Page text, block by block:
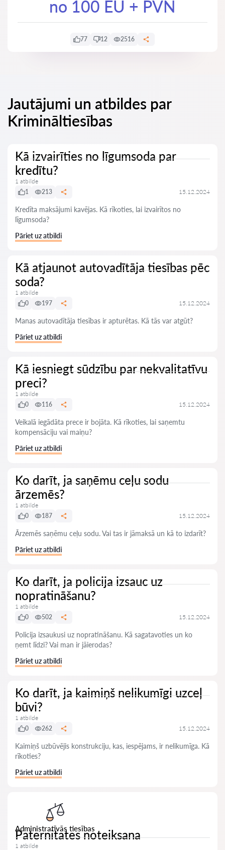
no 100 EU + PVN
77 12 2516
Jautājumi un atbildes par
Krimināltiesības
Kā izvairīties no līgumsoda par
kredītu?
1 atbilde
1
213 15.12.2024
Kredīta maksājumi kavējas. Kā rīkoties, lai izvairītos no
līgumsoda?
Pāriet uz atbildi
Kā atjaunot autovadītāja tiesības pēc
soda?
1 atbilde
0
197 15.12.2024
Manas autovadītāja tiesības ir apturētas. Kā tās var atgūt?
Pāriet uz atbildi
Kā iesniegt sūdzību par nekvalitatīvu
preci?
1 atbilde
0
116 15.12.2024
Veikalā iegādāta prece ir bojāta. Kā rīkoties, lai saņemtu
kompensāciju vai maiņu?
Pāriet uz atbildi
Ko darīt, ja saņēmu ceļu sodu
ārzemēs?
1 atbilde
0
187 15.12.2024
Ārzemēs saņēmu ceļu sodu. Vai tas ir jāmaksā un kā to izdarīt?
Pāriet uz atbildi
Ko darīt, ja policija izsauc uz
nopratināšanu?
1 atbilde
0
502 15.12.2024
Policija izsaukusi uz nopratināšanu. Kā sagatavoties un ko
ņemt līdzi? Vai man ir jāierodas?
Pāriet uz atbildi
Ko darīt, ja kaimiņš nelikumīgi uzceļ
būvi?
1 atbilde
0
262 15.12.2024
Kaimiņš uzbūvējis konstrukciju, kas, iespējams, ir nelikumīga. Kā
rīkoties?
Pāriet uz atbildi
Administratīvās tiesības
Paternitates noteiksana
1 atbilde